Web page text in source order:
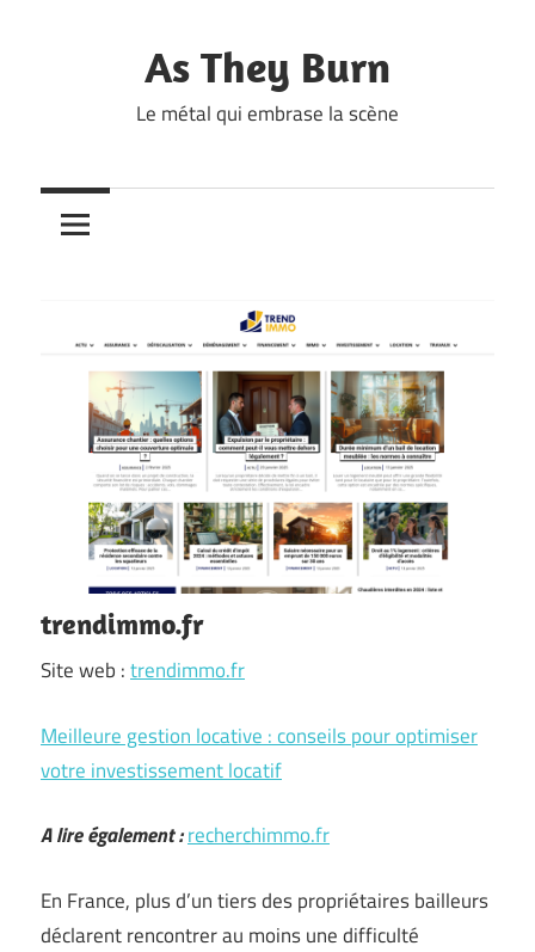
As They Burn
Le métal qui embrase la scène
trendimmo.fr
Site web :trendimmo.fr
Meilleure gestion locative : conseils pour optimiser
votre investissement locatif
A lire également :recherchimmo.fr
En France, plus d’un tiers des propriétaires bailleurs
déclarent rencontrer au moins une difficulté